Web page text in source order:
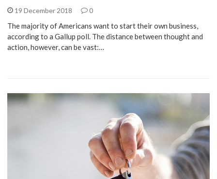
19 December 2018 0
The majority of Americans want to start their own business,
according to a Gallup poll. The distance between thought and
action, however, can be vast:…